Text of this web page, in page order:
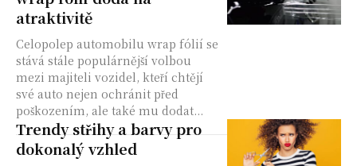
atraktivitě
Celopolep automobilu wrap fólií se
stává stále populárnější volbou
mezi majiteli vozidel, kteří chtějí
své auto nejen ochránit před
poškozením, ale také mu dodat...
Trendy střihy a barvy pro
dokonalý vzhled